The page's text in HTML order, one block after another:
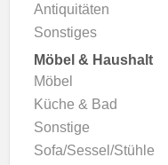
Antiquitäten
Sonstiges
Möbel & Haushalt
Möbel
Küche & Bad
Sonstige
Sofa/Sessel/Stühle